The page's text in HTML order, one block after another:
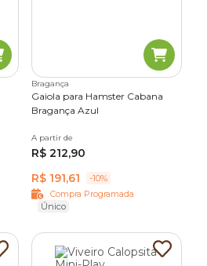
Bragança
Gaiola para Hamster Cabana
Bragança Azul
A partir de
R$ 212,90
R$ 191,61
-10%
Compra Programada
Único